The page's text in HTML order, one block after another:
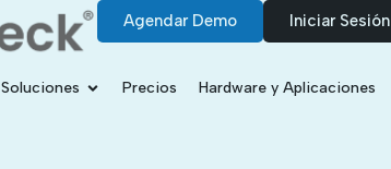
Agendar Demo Iniciar Sesión
Soluciones Precios Hardware y Aplicaciones